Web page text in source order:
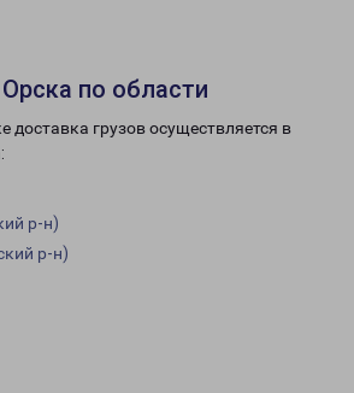
по области
доставка грузов осуществляется в
р-н)
р-н)